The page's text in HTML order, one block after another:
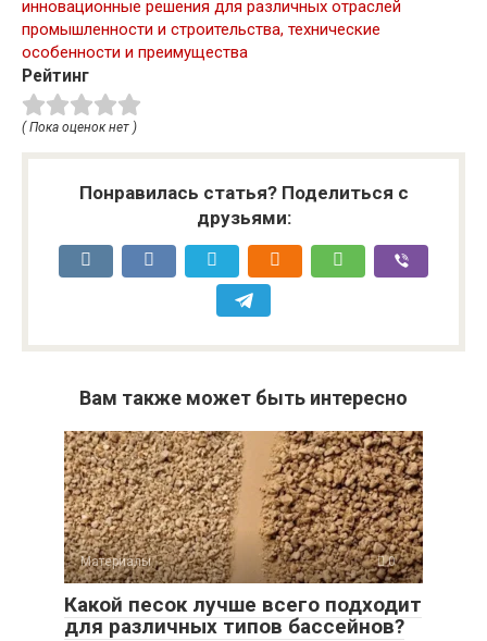
инновационные решения для различных отраслей
промышленности и строительства, технические
особенности и преимущества
Рейтинг
( Пока оценок нет )
Понравилась статья? Поделиться с
друзьями:
Вам также может быть интересно
Материалы 0
Какой песок лучше всего подходит
для различных типов бассейнов?